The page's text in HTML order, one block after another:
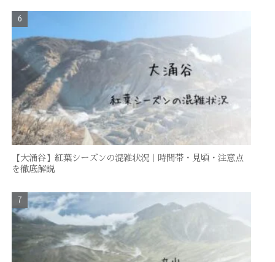
【大涌谷】紅葉シーズンの混雑状況｜時間帯・見頃・注意点
を徹底解説